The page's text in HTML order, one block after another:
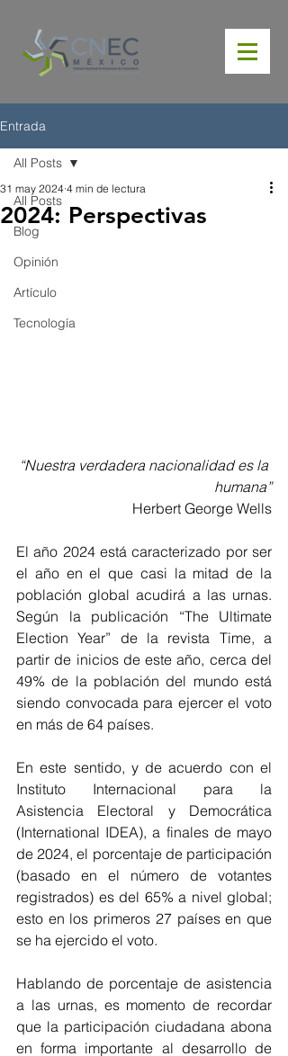
Entrada
All Posts
Blog
Opinión
Artículo
Tecnología
All Posts
2024: Perspectivas
31 may 2024 4 min de lectura
“Nuestra verdadera nacionalidad es la
humana”
Herbert George Wells
El año 2024 está caracterizado por ser
el año en el que casi la mitad de la
población global acudirá a las urnas.
Según la publicación “The Ultimate
Election Year” de la revista Time, a
partir de inicios de este año, cerca del
49% de la población del mundo está
siendo convocada para ejercer el voto
en más de 64 países.
En este sentido, y de acuerdo con el
Instituto Internacional para la
Asistencia Electoral y Democrática
(International IDEA), a finales de mayo
de 2024, el porcentaje de participación
(basado en el número de votantes
registrados) es del 65% a nivel global;
esto en los primeros 27 países en que
se ha ejercido el voto.
Hablando de porcentaje de asistencia
a las urnas, es momento de recordar
que la participación ciudadana abona
en forma importante al desarrollo de